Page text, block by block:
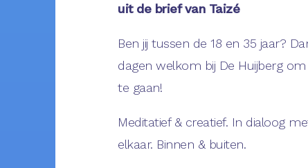
uit de brief van Taizé
Ben jij tussen de 18 en 35 jaar?
dagen welkom bij De Huijberg
te gaan!
Meditatief & creatief. In dialoog
elkaar. Binnen & buiten.